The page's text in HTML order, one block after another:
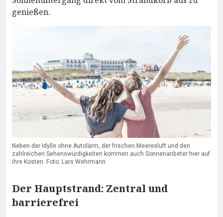
genießen.
Neben der Idylle ohne Autolärm, der frischen Meeresluft und den
zahlreichen Sehenswürdigkeiten kommen auch Sonnenanbeter hier auf
ihre Kosten. Foto: Lars Wehrmann
Der Hauptstrand: Zentral und
barrierefrei